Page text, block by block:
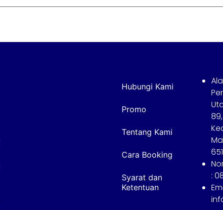
Hubungi Kami
Promo
Tentang Kami
Cara Booking
Syarat dan
Ketentuan
: